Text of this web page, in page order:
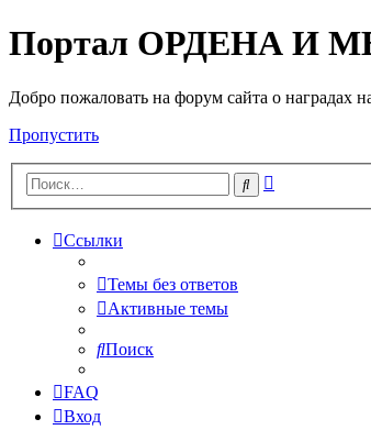
Портал ОРДЕНА И
Добро пожаловать на форум сайта о наградах
Пропустить
Поиск
Ссылки
Темы без ответов
Активные темы
Поиск
FAQ
Вход